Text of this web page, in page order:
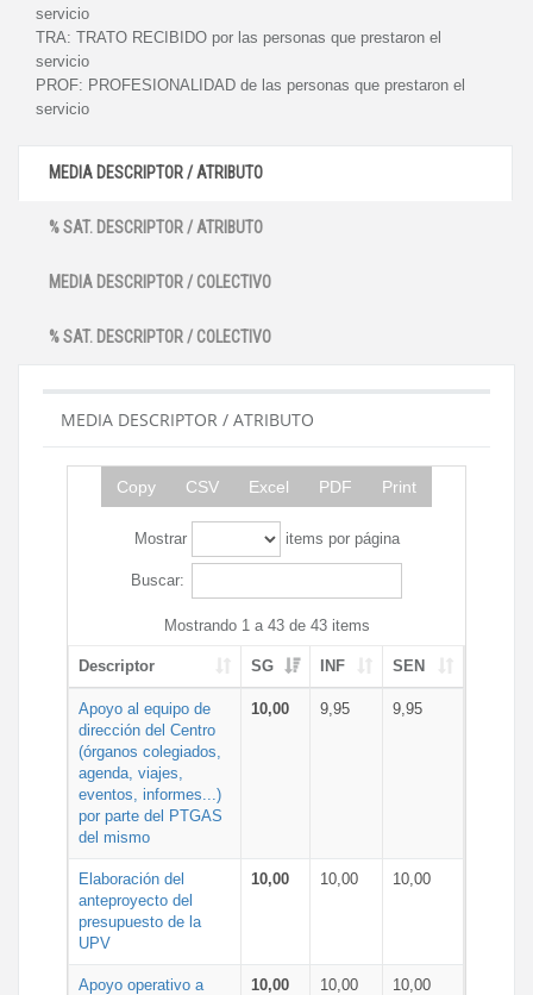
servicio
TRA: TRATO RECIBIDO por las personas que prestaron el
servicio
PROF: PROFESIONALIDAD de las personas que prestaron el
servicio
MEDIA DESCRIPTOR / ATRIBUTO
% SAT. DESCRIPTOR / ATRIBUTO
MEDIA DESCRIPTOR / COLECTIVO
% SAT. DESCRIPTOR / COLECTIVO
MEDIA DESCRIPTOR / ATRIBUTO
Copy CSV Excel PDF Print
Mostrar items por página
Buscar:
Mostrando 1 a 43 de 43 items
Descriptor SG INF SEN
Apoyo al equipo de
dirección del Centro
(órganos colegiados,
agenda, viajes,
eventos, informes...)
por parte del PTGAS
del mismo
10,00 9,95 9,95
Elaboración del
anteproyecto del
presupuesto de la
UPV
10,00 10,00 10,00
Apoyo operativo a
10,00 10,00 10,00